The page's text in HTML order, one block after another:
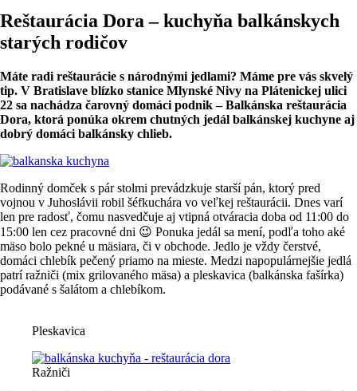
Reštaurácia Dora – kuchyňa balkánskych
starých rodičov
Máte radi reštaurácie s národnými jedlami? Máme pre vás skvelý
tip. V Bratislave blízko stanice Mlynské Nivy na Plátenickej ulici
22 sa nachádza čarovný domáci podnik – Balkánska reštaurácia
Dora, ktorá ponúka okrem chutných jedál balkánskej kuchyne aj
dobrý domáci balkánsky chlieb.
Rodinný domček s pár stolmi prevádzkuje starší pán, ktorý pred
vojnou v Juhoslávii robil šéfkuchára vo veľkej reštaurácii. Dnes varí
len pre radosť, čomu nasvedčuje aj vtipná otváracia doba od 11:00 do
15:00 len cez pracovné dni 😉 Ponuka jedál sa mení, podľa toho aké
mäso bolo pekné u mäsiara, či v obchode. Jedlo je vždy čerstvé,
domáci chlebík pečený priamo na mieste. Medzi napopulárnejšie jedlá
patrí ražniči (mix grilovaného mäsa) a pleskavica (balkánska fašírka)
podávané s šalátom a chlebíkom.
Pleskavica
Ražniči